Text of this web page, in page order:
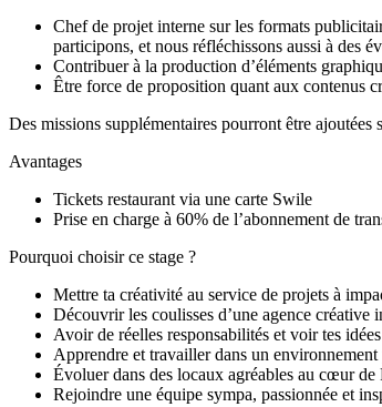
Chef de projet interne sur les formats
participons, et nous réfléchissons aussi à des
Contribuer à la production d’éléments
Être force de proposition quant aux contenus
Des missions supplémentaires pourront être
Avantages
Tickets restaurant via une carte Swile
Prise en charge à 60% de l’abonnement de
Pourquoi choisir ce stage ?
Mettre ta créativité au service de projets à
Découvrir les coulisses d’une agence
Avoir de réelles responsabilités et voir tes
Apprendre et travailler dans un
Évoluer dans des locaux agréables au cœur de
Rejoindre une équipe sympa, passionnée et